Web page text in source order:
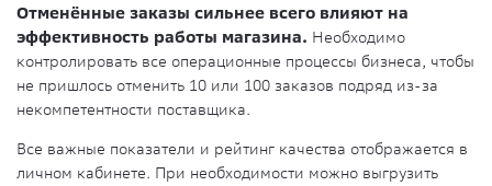
Отменённые заказы сильнее всего влияют на
эффективность работы магазина. Необходимо
контролировать все операционные процессы бизнеса, чтобы
не пришлось отменить 10 или 100 заказов подряд из-за
некомпетентности поставщика.
Все важные показатели и рейтинг качества отображается в
личном кабинете. При необходимости можно выгрузить